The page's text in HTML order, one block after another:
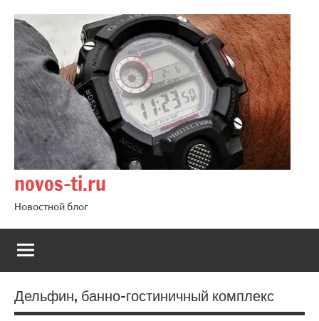
содержимому
novos-ti.ru
Новостной блог
Дельфин, банно-гостиничный комплекс